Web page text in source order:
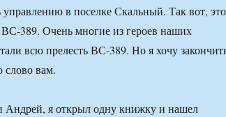
в поселке Скальный. Так вот, это
389. Очень многие из героев наших
всю прелесть ВС-389. Но я хочу
слово вам.
Андрей, я открыл одну книжку и нашел